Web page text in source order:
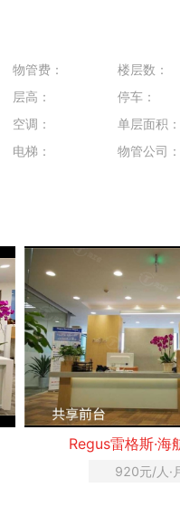
物管费：
层高：
空调：
电梯：
楼层数：
停车：
单层面积：
物管公司：
Regus雷格斯·海
920元/人·